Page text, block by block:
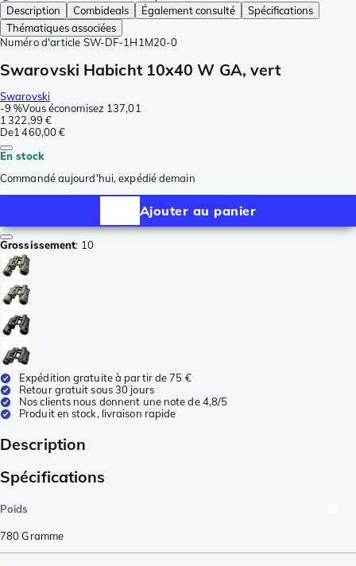
Description
Combideals Également consulté
Spécifications
Thématiques associées
Numéro d'article SW-DF-1H1M20-0
Swarovski Habicht 10x40 W GA, vert
Swarovski
-9 %Vous économisez 137,01
1 322,99 €
De1 460,00 €
En stock
Commandé aujourd'hui, expédié demain
Ajouter au panier
Grossissement: 10
Expédition gratuite à partir de 75 €
Retour gratuit sous 30 jours
Nos clients nous donnent une note de 4,8/5
Produit en stock, livraison rapide
Description
Spécifications
Poids
780Gramme